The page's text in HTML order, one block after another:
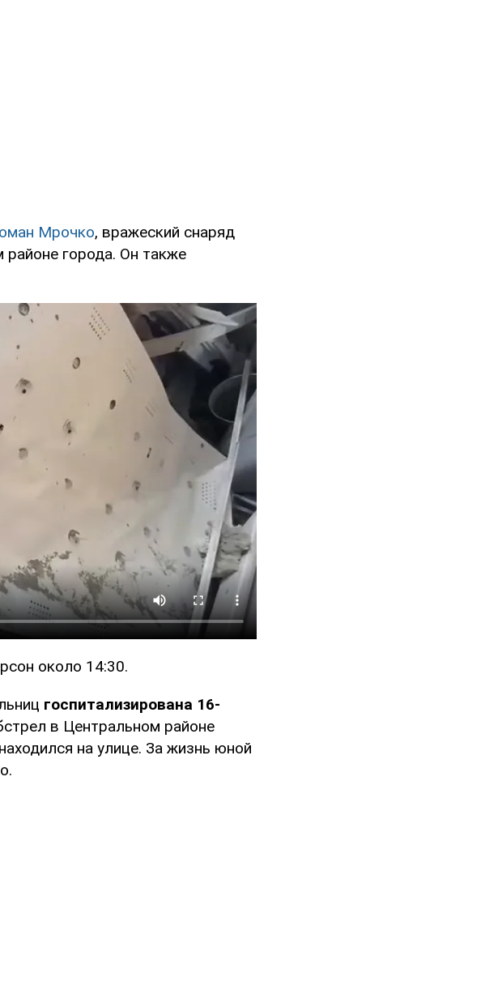
Мрочко, вражеский снаряд
районе города. Он также
около 14:30.
госпитализирована 16-
в Центральном районе
на улице. За жизнь юной